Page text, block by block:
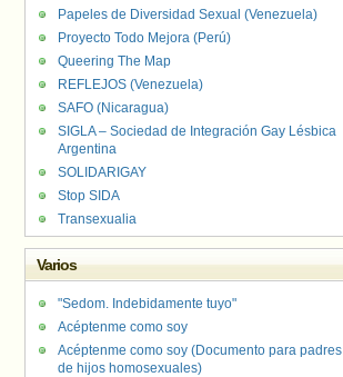
Papeles de Diversidad Sexual (Venezuela)
Proyecto Todo Mejora (Perú)
Queering The Map
REFLEJOS (Venezuela)
SAFO (Nicaragua)
SIGLA – Sociedad de Integración Gay Lésbica
Argentina
SOLIDARIGAY
Stop SIDA
Transexualia
Varios
"Sedom. Indebidamente tuyo"
Acéptenme como soy
Acéptenme como soy (Documento para padres
de hijos homosexuales)